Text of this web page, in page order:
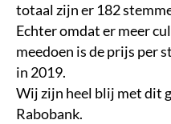
totaal zijn er 182
Echter omdat er meer
meedoen is de prijs per
in 2019.
Wij zijn heel blij met dit
Rabobank.